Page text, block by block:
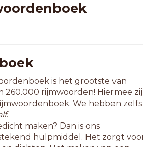
is het grootste van
rijmwoorden! Hiermee
We hebben zelfs
.
maken? Dan is ons
hulpmiddel. Het zorgt